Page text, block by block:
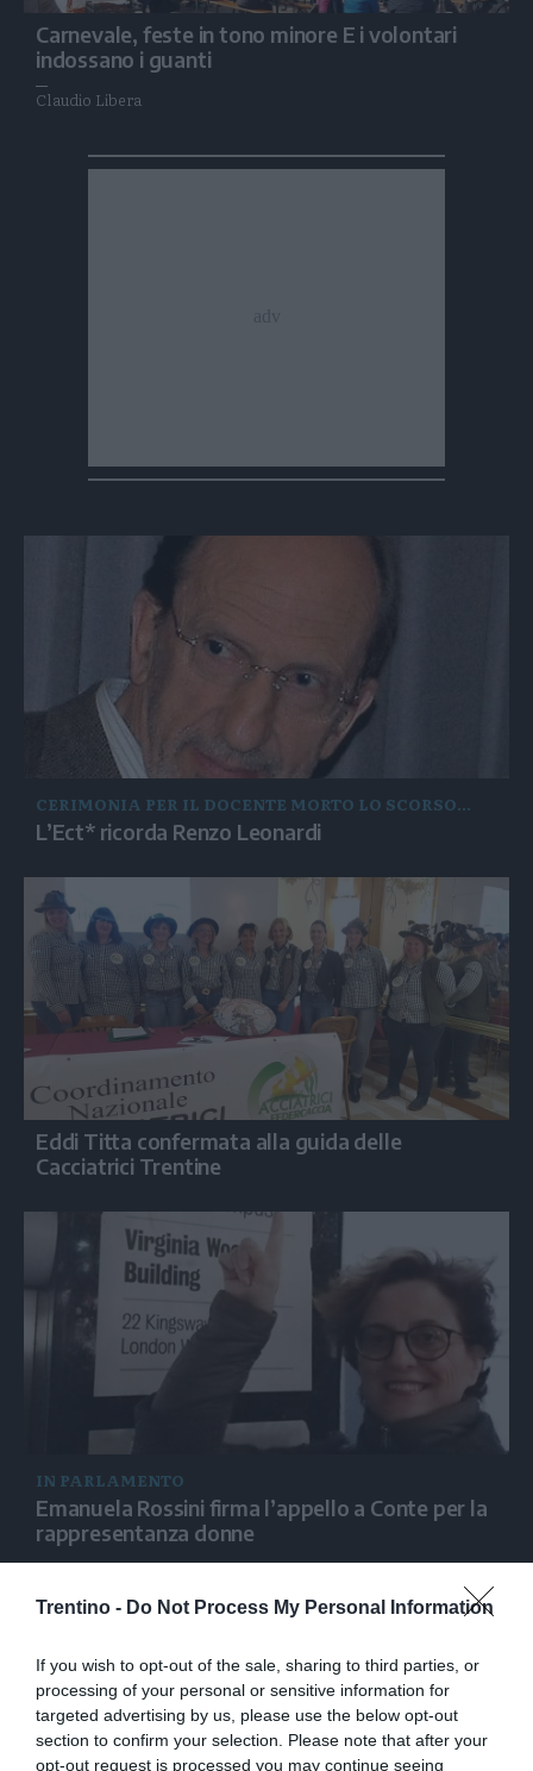
Trentino - Do Not Process My Personal Information
If you wish to opt-out of the sale, sharing to third parties, or
processing of your personal or sensitive information for
targeted advertising by us, please use the below opt-out
section to confirm your selection. Please note that after your
opt-out request is processed you may continue seeing
Carnevale, feste in tono minore E i volontari
indossano i guanti
Claudio Libera
CERIMONIA PER IL DOCENTE MORTO LO SCORSO
LUGLIO
L’Ect* ricorda Renzo Leonardi
Eddi Titta confermata alla guida delle
Cacciatrici Trentine
IN PARLAMENTO
Emanuela Rossini firma l’appello a Conte per la
rappresentanza donne